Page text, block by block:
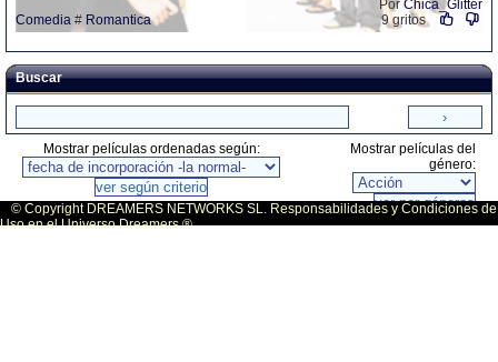
Por Chica_Glitter
Comedia # Romantica 9 gritos
Buscar
Mostrar películas ordenadas según:
Mostrar películas del
género:
© Copyright DREAMERS NETWORKS SL. Responsabilidades y Condiciones de
Uso en el Universo Dreamers ®